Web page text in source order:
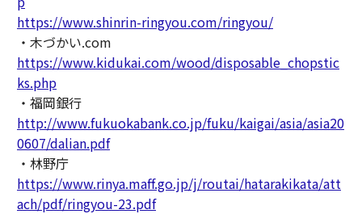
https://www.shinrin-ringyou.com/ringyou/
・木づかい.com
https://www.kidukai.com/wood/disposable_chopstic
ks.php
・福岡銀行
http://www.fukuokabank.co.jp/fuku/kaigai/asia/asia20
0607/dalian.pdf
・林野庁
https://www.rinya.maff.go.jp/j/routai/hatarakikata/att
ach/pdf/ringyou-23.pdf